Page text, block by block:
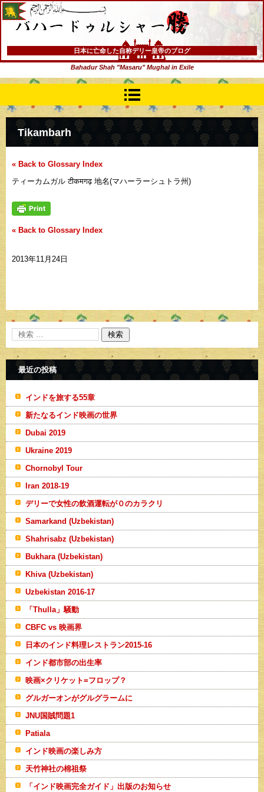
バハードゥルシャー勝(まさる)
日本に亡命した自称デリー皇帝のブログ
Bahadur Shah "Masaru" Mughal in Exile
Tikambarh
« Back to Glossary Index
ティーカムガル टीकमगढ़ 地名(マハーラーシュトラ州)
« Back to Glossary Index
2013年11月24日
最近の投稿
インドを旅する55章
新たなるインド映画の世界
Dubai 2019
Ukraine 2019
Chornobyl Tour
Iran 2018-19
デリーで女性の飲酒運転が０のカラクリ
Samarkand (Uzbekistan)
Shahrisabz (Uzbekistan)
Bukhara (Uzbekistan)
Khiva (Uzbekistan)
Uzbekistan 2016-17
「Thulla」騒動
CBFC vs 映画界
日本のインド料理レストラン2015-16
インド都市部の出生率
映画×クリケット=フロップ？
グルガーオンがグルグラームに
JNU国賊問題1
Patiala
インド映画の楽しみ方
天竹神社の棉祖祭
「インド映画完全ガイド」出版のお知らせ